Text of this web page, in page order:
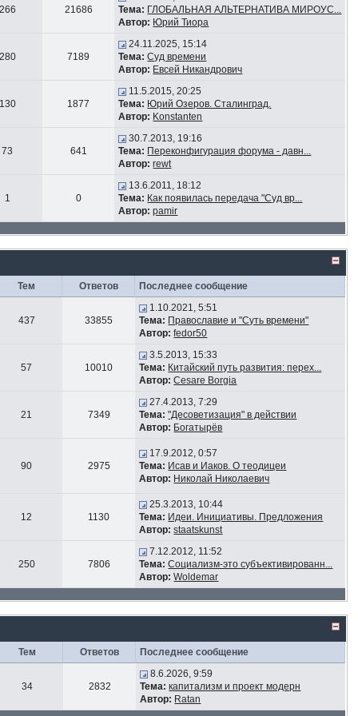
21686
Тема: ГЛОБАЛЬНАЯ АЛЬТЕРНАТИВА МИРОУС...
Автор: Юрий Тиора
7189
24.11.2025, 15:14
Тема: Суд времени
Автор: Евсей Никандрович
1877
11.5.2015, 20:25
Тема: Юрий Озеров. Сталинград.
Автор: Konstanten
73 641
30.7.2013, 19:16
Тема: Переконфигурация форума - давн...
Автор: rewt
1 0
13.6.2011, 18:12
Тема: Как появилась передача "Суд вр...
Автор: pamir
Тем Ответов Последнее сообщение
437 33855
1.10.2021, 5:51
Тема: Православие и "Суть времени"
Автор: fedor50
57 10010
3.5.2013, 15:33
Тема: Китайский путь развития: перех...
Автор: Cesare Borgia
21 7349
27.4.2013, 7:29
Тема: "Десоветизация" в действии
Автор: Богатырёв
90 2975
17.9.2012, 0:57
Тема: Исав и Иаков. О теодицеи
Автор: Николай Николаевич
12 1130
25.3.2013, 10:44
Тема: Идеи. Инициативы. Предложения
Автор: staatskunst
250 7806
7.12.2012, 11:52
Тема: Социализм-это субъективированн...
Автор: Woldemar
Тем Ответов Последнее сообщение
34 2832
8.6.2026, 9:59
Тема: капитализм и проект модерн
Автор: Ratan